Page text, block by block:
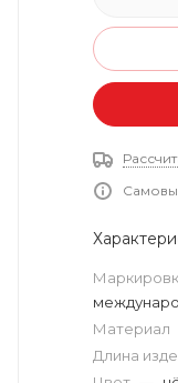
Материал
Длина